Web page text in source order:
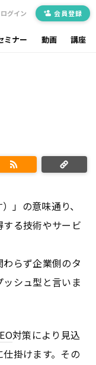
ミナー 動画 講座
ログイン 会員登録
」の意味通り、
る技術やサービ
らず企業側のタ
シュ型と言いま
対策により見込
掛けます。その